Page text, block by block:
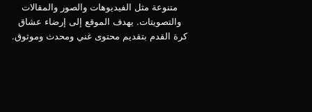
متنوعة مثل الفيديوهات والصور والمقالات
والتصويتات. يهدف الموقع إلى إرضاء عشاق
كرة القدم بتقديم محتوى غني ومحدث وموثوق.